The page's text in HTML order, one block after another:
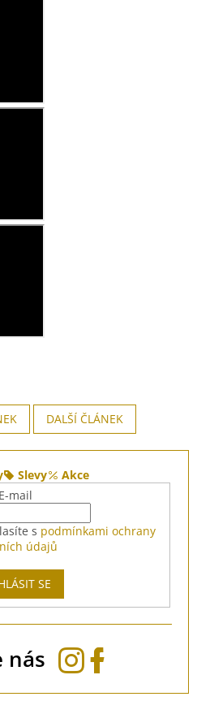
DALŠÍ ČLÁNEK
Slevy
Akce
E-mail
s podmínkami ochrany
údajů
SE
nás